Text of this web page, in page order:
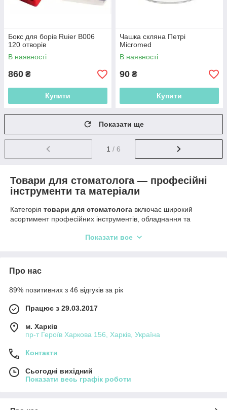
Бокс для борів Ruier B006
120 отворів
В наявності
860 ₴
Купити
Чашка скляна Петрі
Micromed
В наявності
90 ₴
Купити
Показати ще
1 / 6
Товари для стоматолога — професійні
інструменти та матеріали
Категорія товари для стоматолога включає широкий
асортимент професійних інструментів, обладнання та
стоматологічній практиці. Якісні стоматологічні інструменти
В інтернет-магазині
центрів. У каталозі ви знайдетестоматологічні
хірургічної, ортопедичної та профілактичної стоматології.
Асортимент товарів для стоматолога
У цій категорії представлені найбільш затребувані товари для
щоденної роботи стоматолога.
матеріали для анестезії
Показати все
Про нас
89% позитивних з 46 відгуків за рік
Працює з 29.03.2017
м. Харків
пр-т Героїв Харкова 156, Харків, Україна
Контакти
Сьогодні вихідний
Показати весь графік роботи